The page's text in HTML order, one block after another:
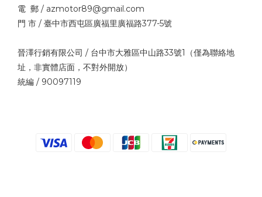
電 郵 / azmotor89@gmail.com
門 市 / 臺中市西屯區廣福里廣福路377-5號
晉澤行銷有限公司 / 台中市大雅區中山路33號1（僅為聯絡地
址，非實體店面，不對外開放）
統編 / 90097119